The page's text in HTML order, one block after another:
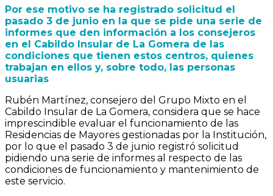
Por ese motivo se ha registrado solicitud el
pasado 3 de junio en la que se pide una serie de
informes que den información a los consejeros
en el Cabildo Insular de La Gomera de las
condiciones que tienen estos centros, quienes
trabajan en ellos y, sobre todo, las personas
usuarias
Rubén Martínez, consejero del Grupo Mixto en el
Cabildo Insular de La Gomera, considera que se hace
imprescindible evaluar el funcionamiento de las
Residencias de Mayores gestionadas por la Institución,
por lo que el pasado 3 de junio registró solicitud
pidiendo una serie de informes al respecto de las
condiciones de funcionamiento y mantenimiento de
este servicio.